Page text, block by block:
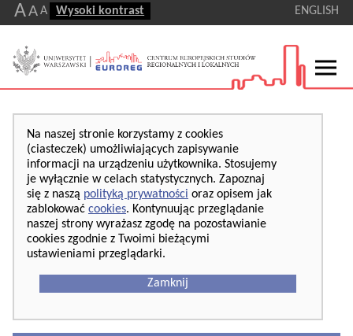
AA A Wysoki kontrast ENGLISH
Na naszej stronie korzystamy z cookies
(ciasteczek) umożliwiających zapisywanie
informacji na urządzeniu użytkownika. Stosujemy
je wyłącznie w celach statystycznych. Zapoznaj
się z naszą polityką prywatności oraz opisem jak
zablokować cookies. Kontynuując przeglądanie
naszej strony wyrażasz zgodę na pozostawianie
cookies zgodnie z Twoimi bieżącymi
ustawieniami przeglądarki.
Zamknij